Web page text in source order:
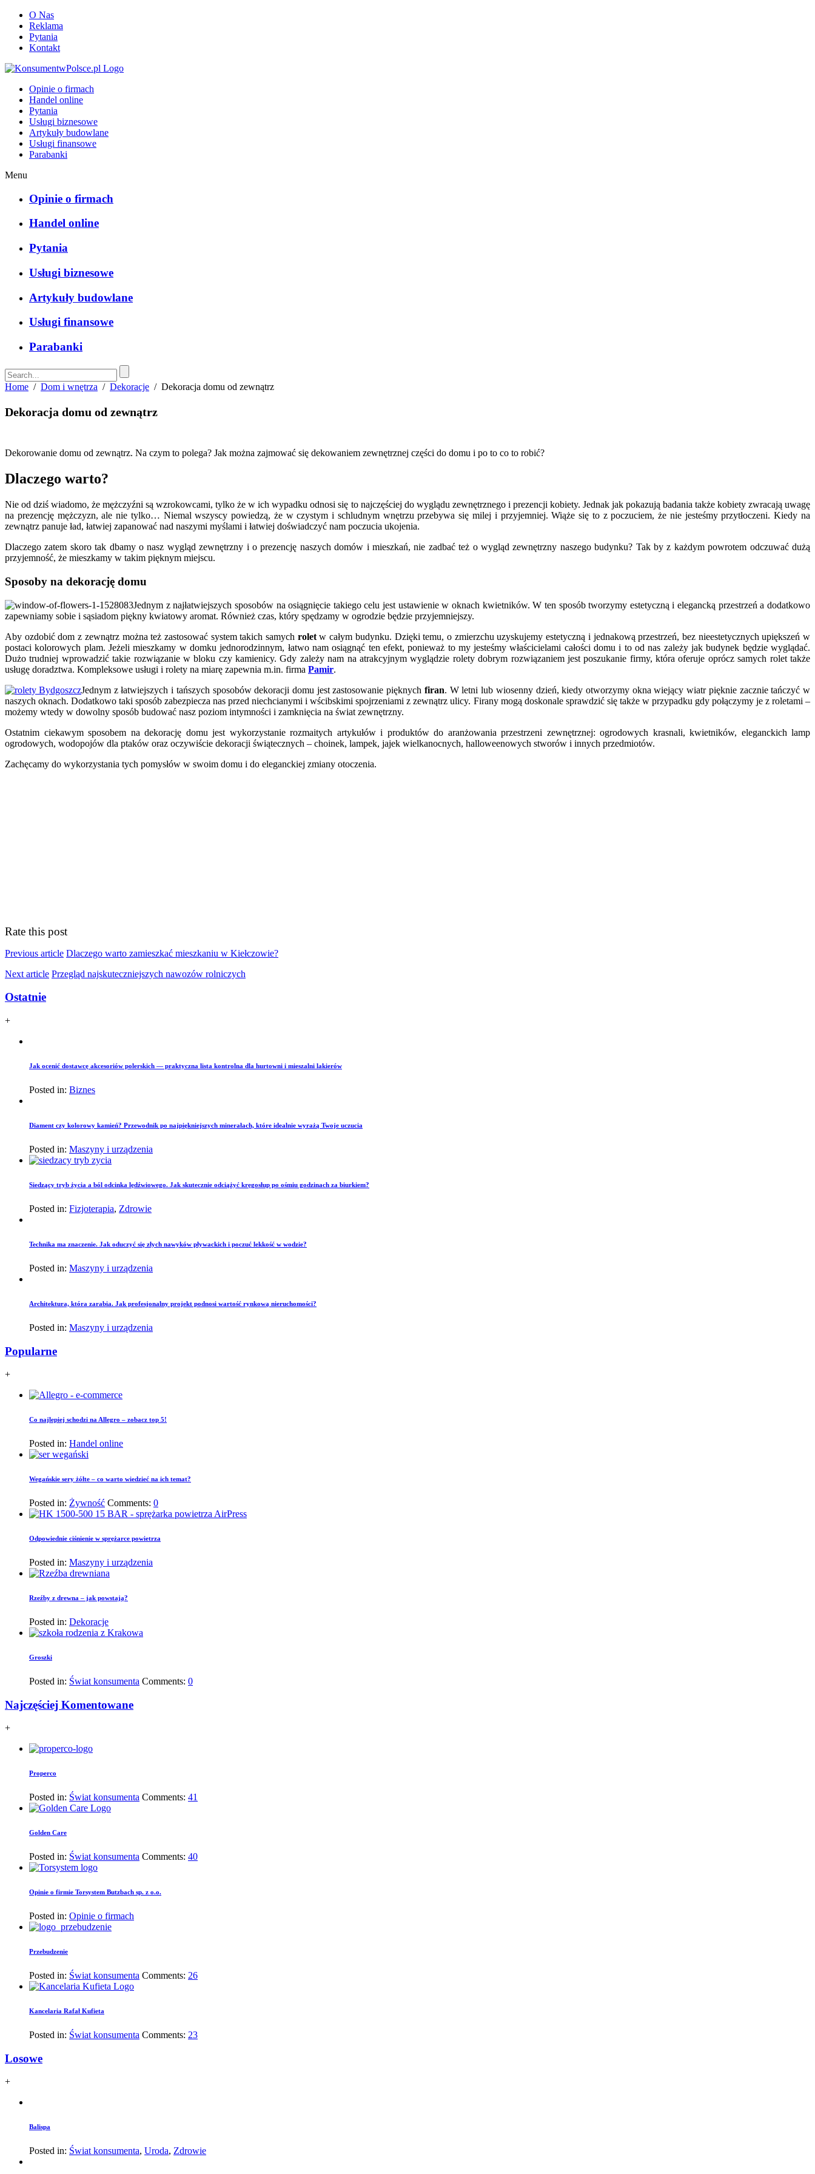
O Nas
Reklama
Pytania
Kontakt
Opinie o firmach
Handel online
Pytania
Usługi biznesowe
Artykuły budowlane
Usługi finansowe
Parabanki
Menu
Opinie o firmach
Handel online
Pytania
Usługi biznesowe
Artykuły budowlane
Usługi finansowe
Parabanki
Home / Dom i wnętrza / Dekoracje / Dekoracja domu od zewnątrz
Dekoracja domu od zewnątrz
Dekorowanie domu od zewnątrz. Na czym to polega? Jak można zajmować się dekowaniem zewnętrznej części do domu i po to co to robić?
Dlaczego warto?
Nie od dziś wiadomo, że mężczyźni są wzrokowcami, tylko że w ich wypadku odnosi się to najczęściej do wyglądu zewnętrznego i prezencji kobiety. Jednak jak pokazują badania także kobiety zwracają uwagę
na prezencję mężczyzn, ale nie tylko… Niemal wszyscy powiedzą, że w czystym i schludnym wnętrzu przebywa się milej i przyjemniej. Wiąże się to z poczuciem, że nie jesteśmy przytłoczeni. Kiedy na
zewnątrz panuje ład, łatwiej zapanować nad naszymi myślami i łatwiej doświadczyć nam poczucia ukojenia.
Dlaczego zatem skoro tak dbamy o nasz wygląd zewnętrzny i o prezencję naszych domów i mieszkań, nie zadbać też o wygląd zewnętrzny naszego budynku? Tak by z każdym powrotem odczuwać dużą
przyjemność, że mieszkamy w takim pięknym miejscu.
Sposoby na dekorację domu
Jednym z najłatwiejszych sposobów na osiągnięcie takiego celu jest ustawienie w oknach kwietników. W ten sposób tworzymy estetyczną i elegancką przestrzeń a dodatkowo
zapewniamy sobie i sąsiadom piękny kwiatowy aromat. Również czas, który spędzamy w ogrodzie będzie przyjemniejszy.
Aby ozdobić dom z zewnątrz można też zastosować system takich samych roletw całym budynku. Dzięki temu, o zmierzchu uzyskujemy estetyczną i jednakową przestrzeń, bez nieestetycznych upiększeń w
postaci kolorowych plam. Jeżeli mieszkamy w domku jednorodzinnym, łatwo nam osiągnąć ten efekt, ponieważ to my jesteśmy właścicielami całości domu i to od nas zależy jak budynek będzie wyglądać.
Dużo trudniej wprowadzić takie rozwiązanie w bloku czy kamienicy. Gdy zależy nam na atrakcyjnym wyglądzie rolety dobrym rozwiązaniem jest poszukanie firmy, która oferuje oprócz samych rolet także
usługę doradztwa. Kompleksowe usługi i rolety na miarę zapewnia m.in. firma Pamir.
Jednym z łatwiejszych i tańszych sposobów dekoracji domu jest zastosowanie pięknych firan. W letni lub wiosenny dzień, kiedy otworzymy okna wiejący wiatr pięknie zacznie tańczyć w
naszych oknach. Dodatkowo taki sposób zabezpiecza nas przed niechcianymi i wścibskimi spojrzeniami z zewnątrz ulicy. Firany mogą doskonale sprawdzić się także w przypadku gdy połączymy je z roletami –
możemy wtedy w dowolny sposób budować nasz poziom intymności i zamknięcia na świat zewnętrzny.
Ostatnim ciekawym sposobem na dekorację domu jest wykorzystanie rozmaitych artykułów i produktów do aranżowania przestrzeni zewnętrznej: ogrodowych krasnali, kwietników, eleganckich lamp
ogrodowych, wodopojów dla ptaków oraz oczywiście dekoracji świątecznych – choinek, lampek, jajek wielkanocnych, halloweenowych stworów i innych przedmiotów.
Zachęcamy do wykorzystania tych pomysłów w swoim domu i do eleganckiej zmiany otoczenia.
Rate this post
Previous article Dlaczego warto zamieszkać mieszkaniu w Kiełczowie?
Next article Przegląd najskuteczniejszych nawozów rolniczych
Ostatnie
+
Jak ocenić dostawcę akcesoriów polerskich — praktyczna lista kontrolna dla hurtowni i mieszalni lakierów
Posted in: Biznes
Diament czy kolorowy kamień? Przewodnik po najpiękniejszych minerałach, które idealnie wyrażą Twoje uczucia
Posted in: Maszyny i urządzenia
Siedzący tryb życia a ból odcinka lędźwiowego. Jak skutecznie odciążyć kręgosłup po ośmiu godzinach za biurkiem?
Posted in: Fizjoterapia, Zdrowie
Technika ma znaczenie. Jak oduczyć się złych nawyków pływackich i poczuć lekkość w wodzie?
Posted in: Maszyny i urządzenia
Architektura, która zarabia. Jak profesjonalny projekt podnosi wartość rynkową nieruchomości?
Posted in: Maszyny i urządzenia
Popularne
+
Co najlepiej schodzi na Allegro – zobacz top 5!
Posted in: Handel online
Wegańskie sery żółte – co warto wiedzieć na ich temat?
Posted in: Żywność Comments: 0
Odpowiednie ciśnienie w sprężarce powietrza
Posted in: Maszyny i urządzenia
Rzeźby z drewna – jak powstają?
Posted in: Dekoracje
Groszki
Posted in: Świat konsumenta Comments: 0
Najczęściej Komentowane
+
Properco
Posted in: Świat konsumenta Comments: 41
Golden Care
Posted in: Świat konsumenta Comments: 40
Opinie o firmie Torsystem Butzbach sp. z o.o.
Posted in: Opinie o firmach
Przebudzenie
Posted in: Świat konsumenta Comments: 26
Kancelaria Rafał Kufieta
Posted in: Świat konsumenta Comments: 23
Losowe
+
Balispa
Posted in: Świat konsumenta, Uroda, Zdrowie